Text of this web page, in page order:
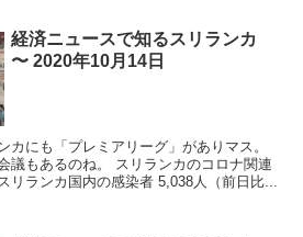
経済ニュースで知るスリランカ
〜 2020年10月14日
で、スリランカ国内の感染者 5,038人（前日比...